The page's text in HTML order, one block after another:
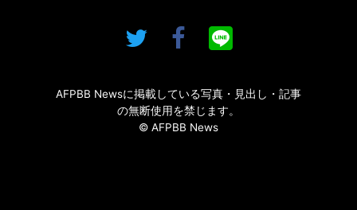
AFPBB Newsに掲載している写真・見出し・記事
の無断使用を禁じます。
© AFPBB News